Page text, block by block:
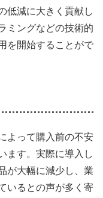
低減に大きく貢献し
ミングなどの技術的
を開始することがで
よって購入前の不安
ます。実際に導入し
が大幅に減少し、業
いるとの声が多く寄